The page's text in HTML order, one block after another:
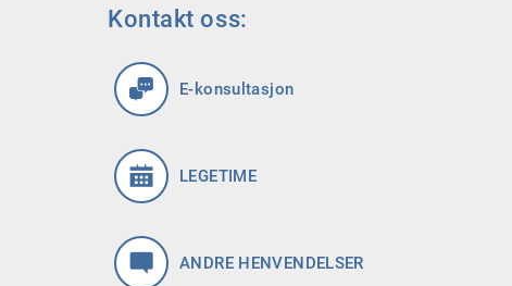
Kontakt oss:
E-konsultasjon
LEGETIME
ANDRE HENVENDELSER